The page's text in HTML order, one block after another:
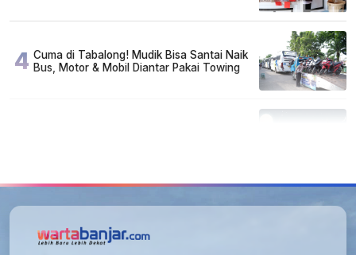
4 Cuma di Tabalong! Mudik Bisa Santai Naik
Bus, Motor & Mobil Diantar Pakai Towing